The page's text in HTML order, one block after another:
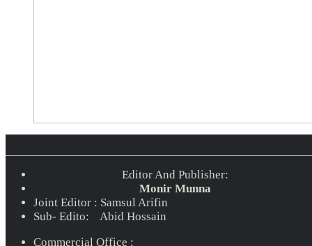
Editor And Publisher:
Monir Munna
Joint Editor : Samsul Arifin
Sub- Edito: Abid Hossain
Commercial Office :